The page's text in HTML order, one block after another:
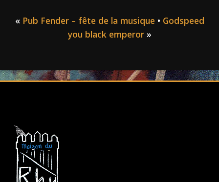
« Pub Fender – fête de la musique • Godspeed
you black emperor»